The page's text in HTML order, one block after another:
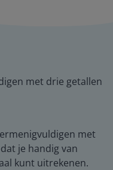
met drie getallen
met
je handig van
kunt uitrekenen.